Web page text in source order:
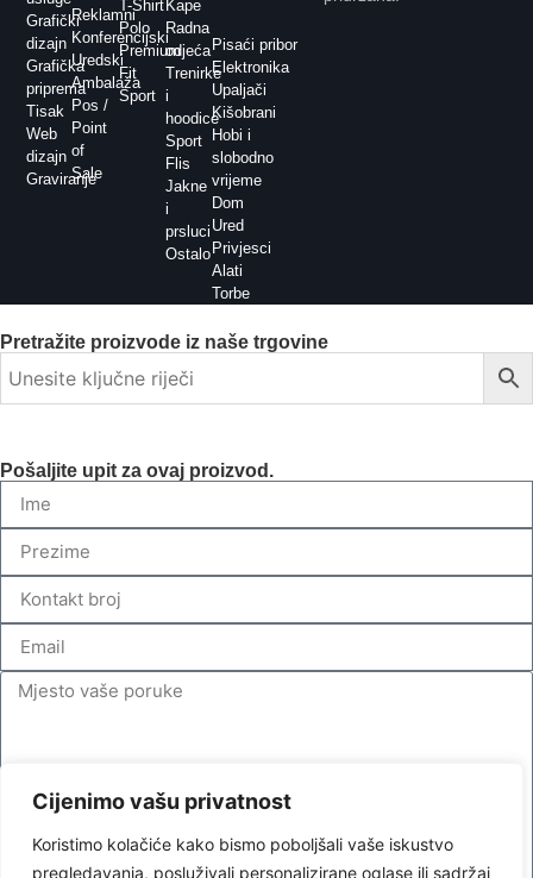
Cijenimo vašu privatnost
Koristimo kolačiće kako bismo poboljšali vaše iskustvo
pregledavanja, posluživali personalizirane oglase ili sadržaj
Grafički
dizajn
Grafička
priprema
Tisak
Web
dizajn
Graviranje
Reklamni
Konferencijski
Uredski
Ambalaža
Pos /
Point
of
Sale
T-Shirt
Polo
Premium
Fit
Sport
Kape
Radna
odjeća
Trenirke
i
hoodice
Sport
Flis
Jakne
i
prsluci
Ostalo
Pisaći pribor
Elektronika
Upaljači
Kišobrani
Hobi i
slobodno
vrijeme
Dom
Ured
Privjesci
Alati
Torbe
Pretražite proizvode iz naše trgovine
Pošaljite upit za ovaj proizvod.